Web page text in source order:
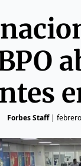
Forbes Staff|